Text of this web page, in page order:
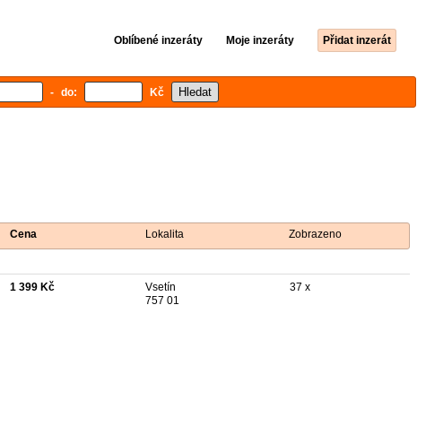
Oblíbené inzeráty Moje inzeráty Přidat inzerát
- do: Kč
Cena Lokalita Zobrazeno
1 399 Kč
Vsetín
757 01
37 x